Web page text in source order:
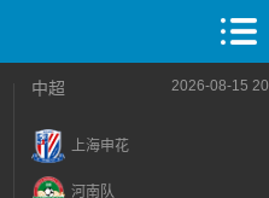
中超 2026-08-15
上海申花
河南队